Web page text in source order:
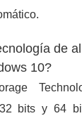
de
10?
bits y 64